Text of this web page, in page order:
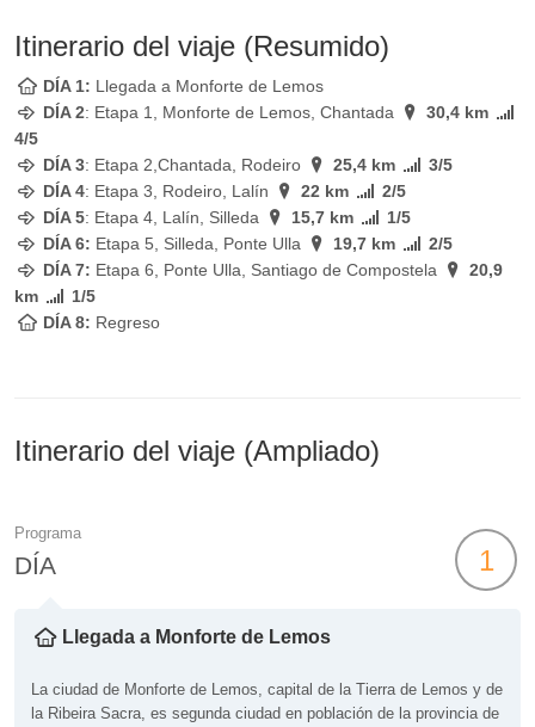
Itinerario del viaje (Resumido)
DÍA 1: Llegada a Monforte de Lemos
DÍA 2: Etapa 1, Monforte de Lemos, Chantada
30,4 km
4/5
DÍA 3: Etapa 2,Chantada, Rodeiro 25,4 km
3/5
DÍA 4: Etapa 3, Rodeiro, Lalín 22 km
2/5
DÍA 5: Etapa 4, Lalín, Silleda 15,7 km
1/5
DÍA 6: Etapa 5, Silleda, Ponte Ulla 19,7 km
2/5
DÍA 7: Etapa 6, Ponte Ulla, Santiago de Compostela
20,9
km
1/5
DÍA 8: Regreso
Itinerario del viaje (Ampliado)
Programa
DÍA 1
Llegada a Monforte de Lemos
La ciudad de Monforte de Lemos, capital de la Tierra de Lemos y de
la Ribeira Sacra, es segunda ciudad en población de la provincia de